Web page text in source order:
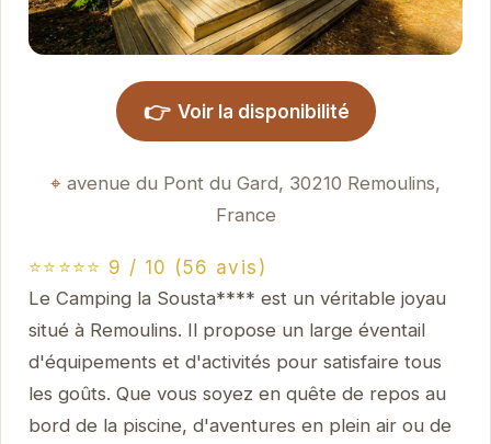
👉 Voir la disponibilité
avenue du Pont du Gard, 30210 Remoulins,
France
⭐⭐⭐⭐⭐ 9 / 10 (56 avis)
Le Camping la Sousta**** est un véritable joyau
situé à Remoulins. Il propose un large éventail
d'équipements et d'activités pour satisfaire tous
les goûts. Que vous soyez en quête de repos au
bord de la piscine, d'aventures en plein air ou de